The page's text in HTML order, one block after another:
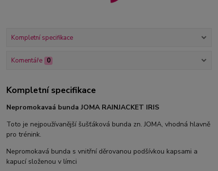
Kompletní specifikace
Komentáře 0
Kompletní specifikace
Nepromokavaá bunda JOMA RAINJACKET IRIS
Toto je nejpoužívanější šušťáková bunda zn. JOMA, vhodná hlavně
pro trénink.
Nepromokavá bunda s vnitřní děrovanou podšívkou kapsami a
kapucí složenou v límci